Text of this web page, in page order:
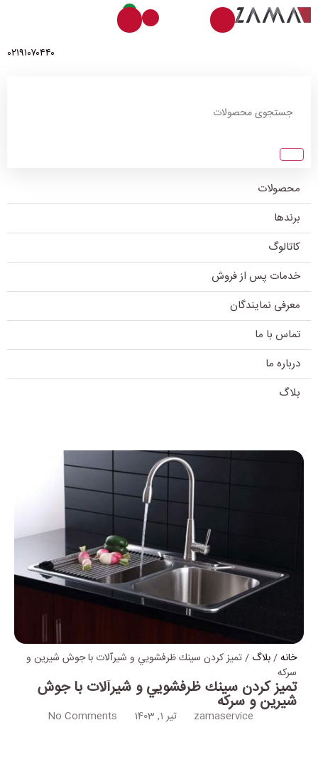
0
۰۲۱۹۱۰۷۰۴۴۰
محصولات
برندها
کاتالوگ
خدمات پس از فروش
معرفی نمایندگان
تماس با ما
درباره ما
بلاگ
خانه/بلاگ / تميز كردن سينك ظرفشويي و شيرآلات با جوش شیرین و
سرکه
تميز كردن سينك ظرفشويي و شيرآلات با جوش
شیرین و سرکه
zamaservice تیر 1, 1403 No Comments